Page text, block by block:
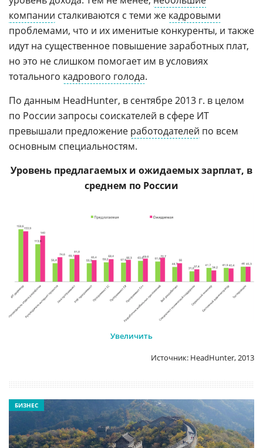
компании сталкиваются с теми же кадровыми
проблемами, что и их именитые конкуренты, и также
идут на существенное повышение заработных плат,
но это не слишком помогает им в условиях
тотального кадрового голода.
По данным HeadHunter, в сентябре 2013 г. в целом
по России запросы соискателей в сфере ИТ
превышали предложение работодателей по всем
основным специальностям.
Уровень предлагаемых и ожидаемых зарплат, в
среднем по России
Увеличить
Источник: HeadHunter, 2013
БИЗНЕС